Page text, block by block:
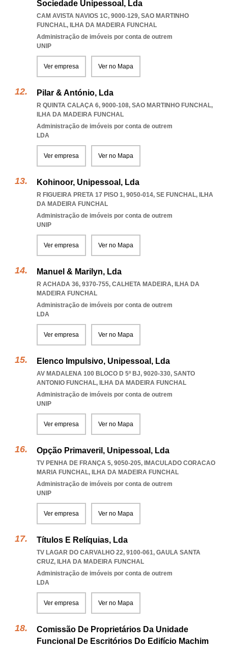
Sociedade Unipessoal, Lda
CAM AVISTA NAVIOS 1C, 9000-129, SAO MARTINHO
FUNCHAL, ILHA DA MADEIRA FUNCHAL
Administração de imóveis por conta de outrem
UNIP
Ver empresa Ver no Mapa
Pilar & António, Lda
R QUINTA CALAÇA 6, 9000-108, SAO MARTINHO FUNCHAL,
ILHA DA MADEIRA FUNCHAL
Administração de imóveis por conta de outrem
LDA
Ver empresa Ver no Mapa
Kohinoor, Unipessoal, Lda
R FIGUEIRA PRETA 17 PISO 1, 9050-014, SE FUNCHAL, ILHA
DA MADEIRA FUNCHAL
Administração de imóveis por conta de outrem
UNIP
Ver empresa Ver no Mapa
Manuel & Marilyn, Lda
R ACHADA 36, 9370-755, CALHETA MADEIRA, ILHA DA
MADEIRA FUNCHAL
Administração de imóveis por conta de outrem
LDA
Ver empresa Ver no Mapa
Elenco Impulsivo, Unipessoal, Lda
AV MADALENA 100 BLOCO D 5º BJ, 9020-330, SANTO
ANTONIO FUNCHAL, ILHA DA MADEIRA FUNCHAL
Administração de imóveis por conta de outrem
UNIP
Ver empresa Ver no Mapa
Opção Primaveril, Unipessoal, Lda
TV PENHA DE FRANÇA 5, 9050-205, IMACULADO CORACAO
MARIA FUNCHAL, ILHA DA MADEIRA FUNCHAL
Administração de imóveis por conta de outrem
UNIP
Ver empresa Ver no Mapa
Títulos E Relíquias, Lda
TV LAGAR DO CARVALHO 22, 9100-061, GAULA SANTA
CRUZ, ILHA DA MADEIRA FUNCHAL
Administração de imóveis por conta de outrem
LDA
Ver empresa Ver no Mapa
Comissão De Proprietários Da Unidade
Funcional De Escritórios Do Edifício Machim